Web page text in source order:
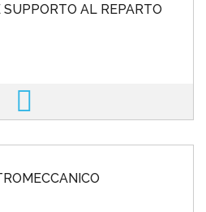
AL REPARTO